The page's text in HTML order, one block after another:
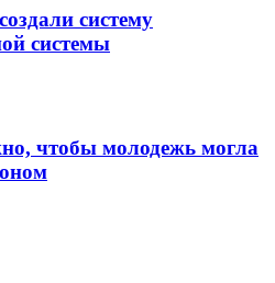
систему
системы
чтобы молодежь могла